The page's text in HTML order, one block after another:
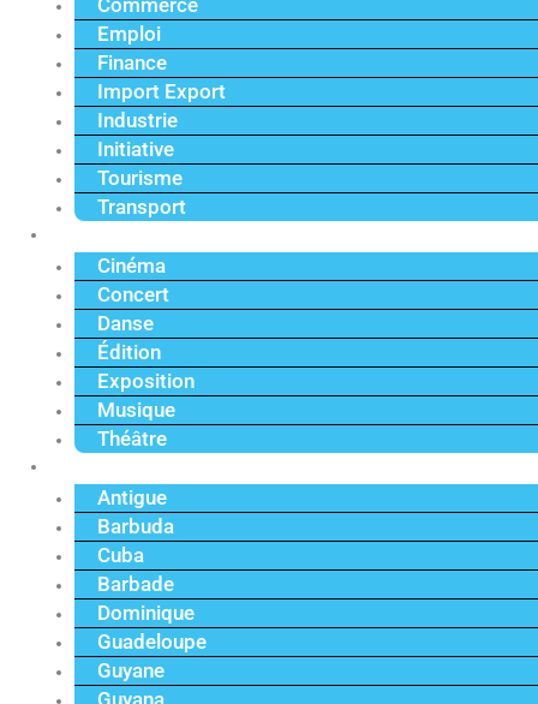
Commerce
Emploi
Finance
Import Export
Industrie
Initiative
Tourisme
Transport
Cinéma
Concert
Danse
Édition
Exposition
Musique
Théâtre
Antigue
Barbuda
Cuba
Barbade
Dominique
Guadeloupe
Guyane